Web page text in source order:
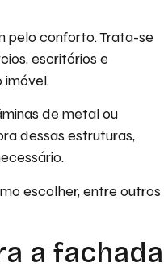
pelo conforto. Trata-se
escritórios e
imóvel.
de metal ou
dessas estruturas,
escolher, entre outros
a fachada